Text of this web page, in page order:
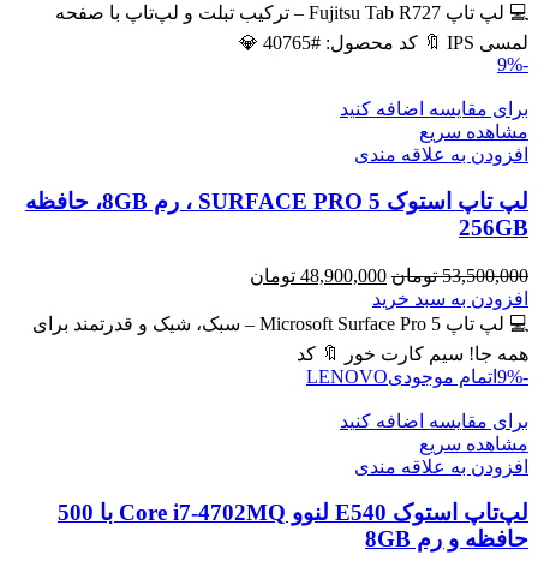
💻 لپ تاپ Fujitsu Tab R727 – ترکیب تبلت و لپ‌تاپ با صفحه
لمسی IPS 🔖 کد محصول: #40765 💎
-9%
برای مقایسه اضافه کنید
مشاهده سریع
افزودن به علاقه مندی
لپ تاپ استوک SURFACE PRO 5 ، رم 8GB، حافظه
256GB
53,500,000 تومان قیمت
اصلی
53,500,000 تومان
48,900,000 تومان
48,900,000 تومان
افزودن به سبد خرید
💻 لپ تاپ Microsoft Surface Pro 5 – سبک، شیک و قدرتمند برای
همه جا! سیم کارت خور 🔖 کد
-9%
اتمام موجودیLENOVO
برای مقایسه اضافه کنید
مشاهده سریع
افزودن به علاقه مندی
لپ‌تاپ استوک E540 لنوو Core i7-4702MQ با 500
حافظه و رم 8GB